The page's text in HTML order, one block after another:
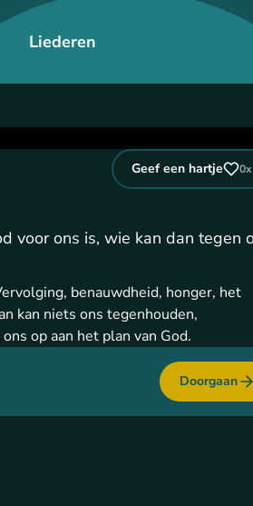
Liederen
Doorgaan
Geef een hartje 0x
voor ons is, wie kan dan tegen
benauwdheid, honger, het
kan niets ons tegenhouden,
op aan het plan van God.